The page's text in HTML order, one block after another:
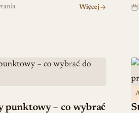
Więcej
punktowy – co wybrać
– co wybrać do prysznica